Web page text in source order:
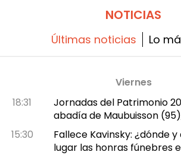
NOTICIAS
Últimas noticias Lo
Viernes
18:31
Jornadas del Patrimonio
abadía de Maubuisson
15:30
Fallece Kavinsky: ¿dónde
lugar las honras fúnebres